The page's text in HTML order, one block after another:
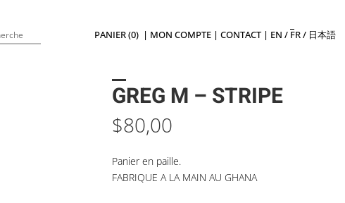
PANIER (0) | MON COMPTE |CONTACT| EN / FR/ 日本語
GREG M – STRIPE
$80,00
Panier en paille.
FABRIQUE A LA MAIN AU GHANA